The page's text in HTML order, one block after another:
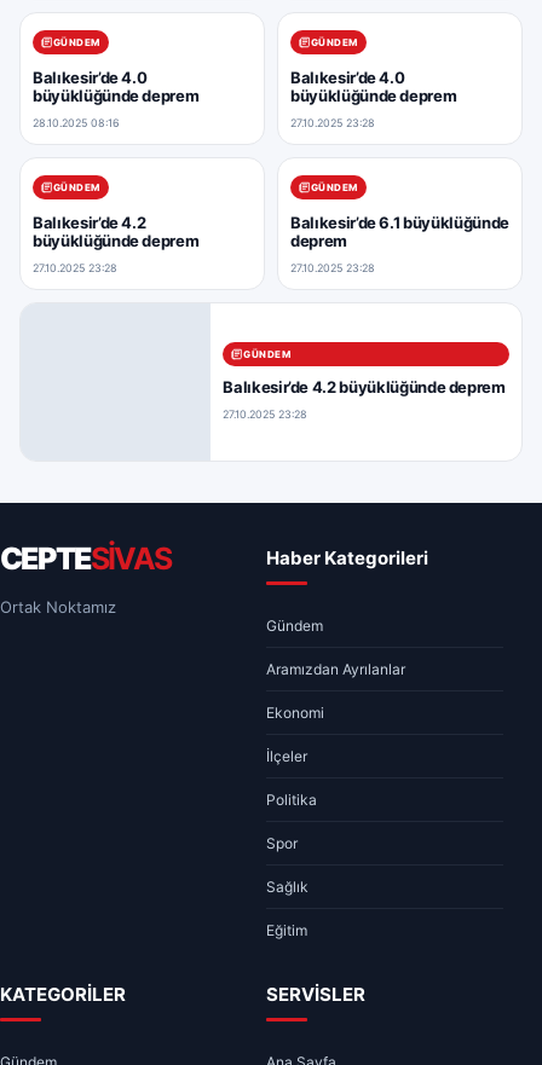
GÜNDEM
Balıkesir’de 4.0
büyüklüğünde deprem
28.10.2025 08:16
GÜNDEM
Balıkesir’de 4.0
büyüklüğünde deprem
27.10.2025 23:28
GÜNDEM
Balıkesir’de 4.2
büyüklüğünde deprem
27.10.2025 23:28
GÜNDEM
Balıkesir’de 6.1 büyüklüğünde
deprem
27.10.2025 23:28
GÜNDEM
Balıkesir’de 4.2 büyüklüğünde deprem
27.10.2025 23:28
CEPTESİVAS
Ortak Noktamız
Haber Kategorileri
Gündem
Aramızdan Ayrılanlar
Ekonomi
İlçeler
Politika
Spor
Sağlık
Eğitim
KATEGORİLER SERVİSLER